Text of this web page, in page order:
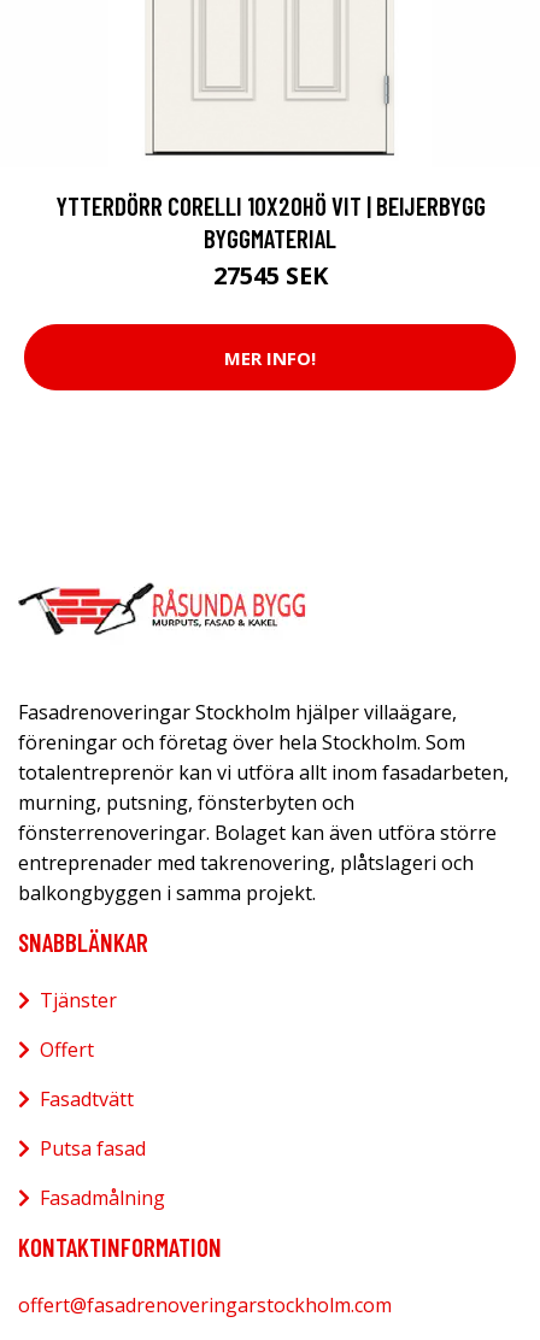
YTTERDÖRR CORELLI 10X20HÖ VIT | BEIJERBYGG
BYGGMATERIAL
27545 SEK
MER INFO!
Fasadrenoveringar Stockholm hjälper villaägare,
föreningar och företag över hela Stockholm. Som
totalentreprenör kan vi utföra allt inom fasadarbeten,
murning, putsning, fönsterbyten och
fönsterrenoveringar. Bolaget kan även utföra större
entreprenader med takrenovering, plåtslageri och
balkongbyggen i samma projekt.
SNABBLÄNKAR
Tjänster
Offert
Fasadtvätt
Putsa fasad
Fasadmålning
KONTAKTINFORMATION
offert@fasadrenoveringarstockholm.com